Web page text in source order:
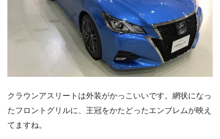
クラウンアスリートは外装がかっこいいです。網状になっ
たフロントグリルに、王冠をかたどったエンブレムが映え
てますね。